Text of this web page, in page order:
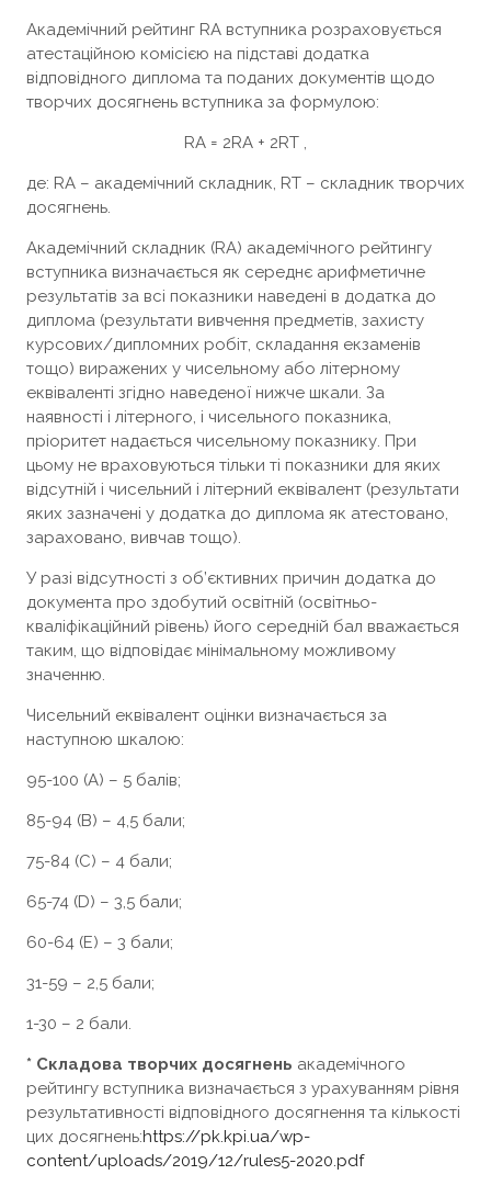
Академічний рейтинг RA вступника розраховується
атестаційною комісією на підставі додатка
відповідного диплома та поданих документів щодо
творчих досягнень вступника за формулою:
RA = 2RA + 2RT ,
де: RA – академічний складник, RT – складник творчих
досягнень.
Академічний складник (RA) академічного рейтингу
вступника визначається як середнє арифметичне
результатів за всі показники наведені в додатка до
диплома (результати вивчення предметів, захисту
курсових/дипломних робіт, складання екзаменів
тощо) виражених у чисельному або літерному
еквіваленті згідно наведеної нижче шкали. За
наявності і літерного, і чисельного показника,
пріоритет надається чисельному показнику. При
цьому не враховуються тільки ті показники для яких
відсутній і чисельний і літерний еквівалент (результати
яких зазначені у додатка до диплома як атестовано,
зараховано, вивчав тощо).
У разі відсутності з об’єктивних причин додатка до
документа про здобутий освітній (освітньо-
кваліфікаційний рівень) його середній бал вважається
таким, що відповідає мінімальному можливому
значенню.
Чисельний еквівалент оцінки визначається за
наступною шкалою:
95-100 (A) – 5 балів;
85-94 (B) – 4,5 бали;
75-84 (C) – 4 бали;
65-74 (D) – 3,5 бали;
60-64 (E) – 3 бали;
31-59 – 2,5 бали;
1-30 – 2 бали.
* Складова творчих досягнень академічного
рейтингу вступника визначається з урахуванням рівня
результативності відповідного досягнення та кількості
цих досягнень:https://pk.kpi.ua/wp-
content/uploads/2019/12/rules5-2020.pdf